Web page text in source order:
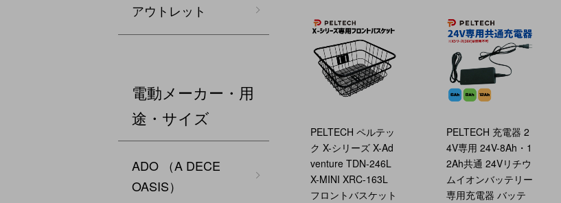
PELTECH ペルテッ
ク X-シリーズ X-Ad
venture TDN-246L
X-MINI XRC-163L
フロントバスケット
PELTECH 充電器 2
4V専用 24V-8Ah・1
2Ah共通 24Vリチウ
ムイオンバッテリー
専用充電器 バッテ
アウトレット
電動メーカー・用
途・サイズ
ADO （A DECE
OASIS）